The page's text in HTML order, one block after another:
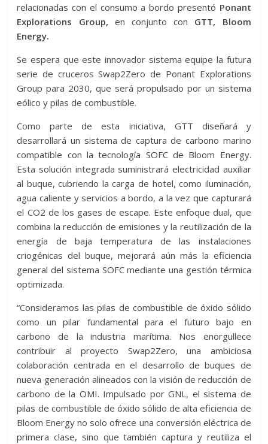
relacionadas con el consumo a bordo presentó Ponant
Explorations Group, en conjunto con GTT, Bloom
Energy.
Se espera que este innovador sistema equipe la futura
serie de cruceros Swap2Zero de Ponant Explorations
Group para 2030, que será propulsado por un sistema
eólico y pilas de combustible.
Como parte de esta iniciativa, GTT diseñará y
desarrollará un sistema de captura de carbono marino
compatible con la tecnología SOFC de Bloom Energy.
Esta solución integrada suministrará electricidad auxiliar
al buque, cubriendo la carga de hotel, como iluminación,
agua caliente y servicios a bordo, a la vez que capturará
el CO2 de los gases de escape. Este enfoque dual, que
combina la reducción de emisiones y la reutilización de la
energía de baja temperatura de las instalaciones
criogénicas del buque, mejorará aún más la eficiencia
general del sistema SOFC mediante una gestión térmica
optimizada.
“Consideramos las pilas de combustible de óxido sólido
como un pilar fundamental para el futuro bajo en
carbono de la industria marítima. Nos enorgullece
contribuir al proyecto Swap2Zero, una ambiciosa
colaboración centrada en el desarrollo de buques de
nueva generación alineados con la visión de reducción de
carbono de la OMI. Impulsado por GNL, el sistema de
pilas de combustible de óxido sólido de alta eficiencia de
Bloom Energy no solo ofrece una conversión eléctrica de
primera clase, sino que también captura y reutiliza el